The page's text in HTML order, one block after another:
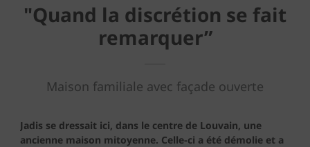
"Quand la discrétion se fait
remarquer”
Maison familiale avec façade ouverte
Jadis se dressait ici, dans le centre de Louvain, une
ancienne maison mitoyenne. Celle-ci a été démolie et a